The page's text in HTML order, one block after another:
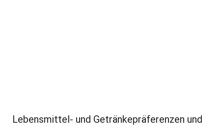
Lebensmittel- und Getränkepräferenzen und